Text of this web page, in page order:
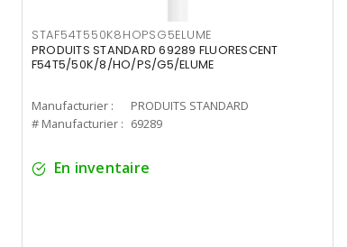
STAF54T550K8HOPSG5ELUME
PRODUITS STANDARD 69289 FLUORESCENT
F54T5/50K/8/HO/PS/G5/ELUME
Manufacturier :
PRODUITS STANDARD
# Manufacturier : 69289
En inventaire